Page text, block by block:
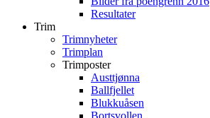
Resultater
Trim
Trimnyheter
Trimplan
Trimposter
Austtjønna
Ballfjellet
Blukkuåsen